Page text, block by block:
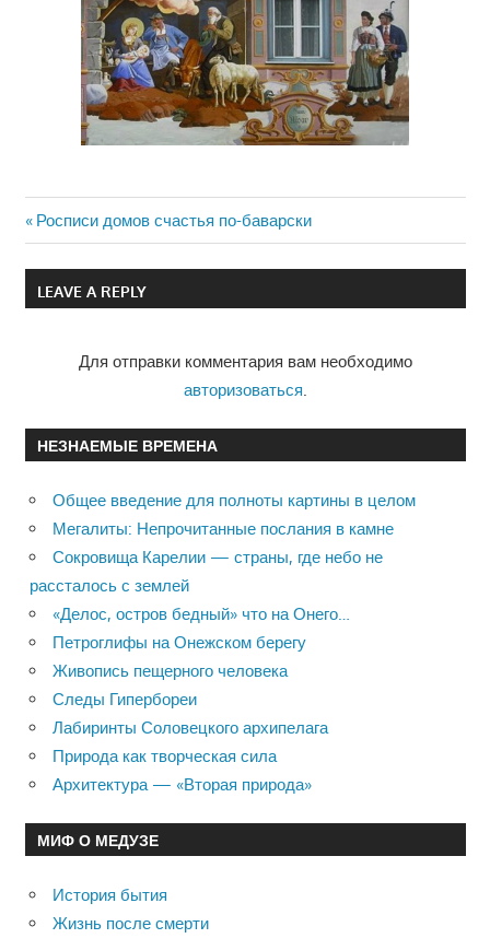
Навигация
по
Previous
Post:
Росписи домов счастья по-баварски
LEAVE A REPLY
Для отправки комментария вам необходимо
авторизоваться
НЕЗНАЕМЫЕ ВРЕМЕНА
Общее введение для полноты картины в целом
Мегалиты: Непрочитанные послания в камне
Сокровища Карелии — страны, где небо не
рассталось с землей
«Делос, остров бедный» что на Онего…
Петроглифы на Онежском берегу
Живопись пещерного человека
Следы Гипербореи
Лабиринты Соловецкого архипелага
Природа как творческая сила
Архитектура — «Вторая природа»
МИФ О МЕДУЗЕ
История бытия
Жизнь после смерти